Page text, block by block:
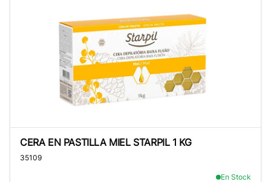
CERA EN PASTILLA MIEL STARPIL 1 KG
35109
En Stock